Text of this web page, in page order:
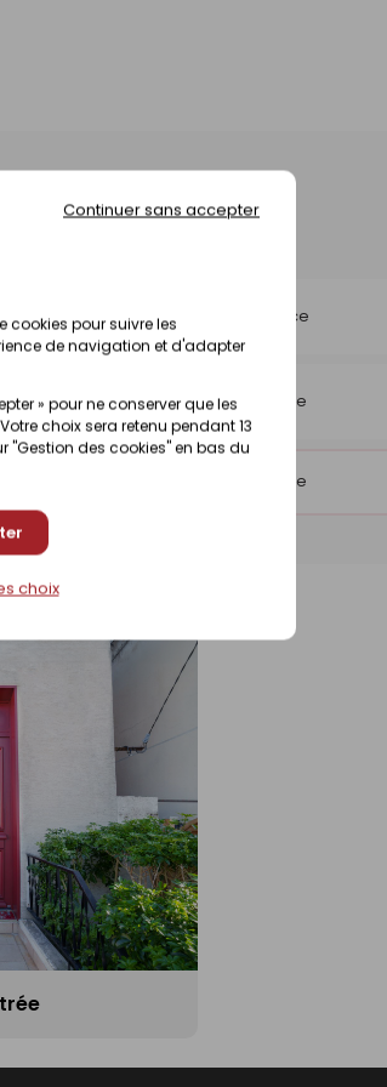
cookies pour suivre les
de navigation et d'adapter
» pour ne conserver que les
choix sera retenu pendant 13
"Gestion des cookies" en bas du
Continuer sans accepter
choix
Pièce
38,90 € Pièce
Pièce